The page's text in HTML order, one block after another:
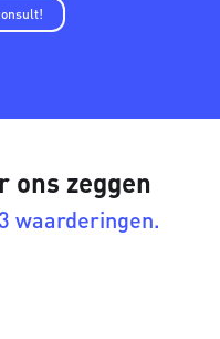
ons zeggen
waarderingen.